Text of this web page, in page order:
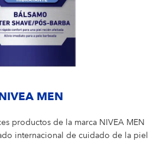
MEN
productos de la marca NIVEA MEN
internacional de cuidado de la piel